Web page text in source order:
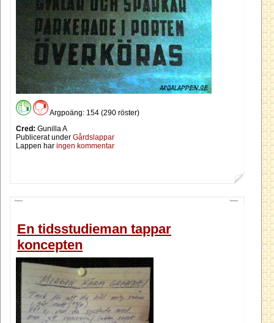
Argpoäng: 154 (290 röster)
Cred: Gunilla A
Publicerat under Gårdslappar
Lappen har ingen kommentar
En tidsstudieman tappar
koncepten